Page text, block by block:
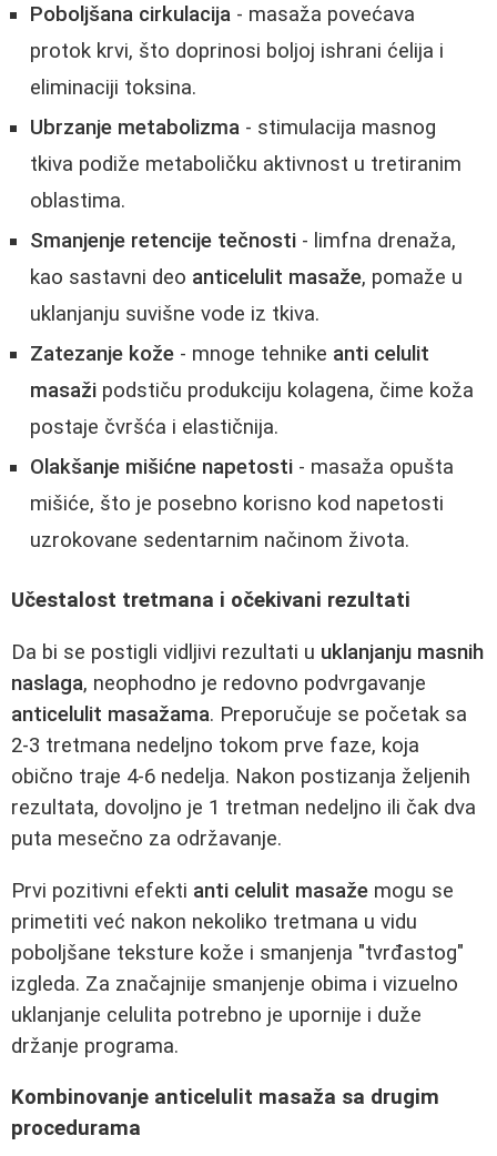
Poboljšana cirkulacija - masaža povećava
protok krvi, što doprinosi boljoj ishrani ćelija i
eliminaciji toksina.
Ubrzanje metabolizma - stimulacija masnog
tkiva podiže metaboličku aktivnost u tretiranim
oblastima.
Smanjenje retencije tečnosti - limfna drenaža,
kao sastavni deo anticelulit masaže, pomaže u
uklanjanju suvišne vode iz tkiva.
Zatezanje kože - mnoge tehnike anti celulit
masaži podstiču produkciju kolagena, čime koža
postaje čvršća i elastičnija.
Olakšanje mišićne napetosti - masaža opušta
mišiće, što je posebno korisno kod napetosti
uzrokovane sedentarnim načinom života.
Učestalost tretmana i očekivani rezultati
Da bi se postigli vidljivi rezultati u uklanjanju masnih
naslaga, neophodno je redovno podvrgavanje
anticelulit masažama. Preporučuje se početak sa
2-3 tretmana nedeljno tokom prve faze, koja
obično traje 4-6 nedelja. Nakon postizanja željenih
rezultata, dovoljno je 1 tretman nedeljno ili čak dva
puta mesečno za održavanje.
Prvi pozitivni efekti anti celulit masaže mogu se
primetiti već nakon nekoliko tretmana u vidu
poboljšane teksture kože i smanjenja "tvrđastog"
izgleda. Za značajnije smanjenje obima i vizuelno
uklanjanje celulita potrebno je upornije i duže
držanje programa.
Kombinovanje anticelulit masaža sa drugim
procedurama